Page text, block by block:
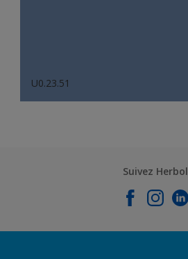
U0.23.51
Suivez Herbol